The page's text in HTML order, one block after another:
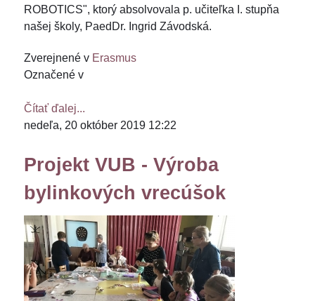
ROBOTICS", ktorý absolvovala p. učiteľka I. stupňa
našej školy, PaedDr. Ingrid Závodská.
Zverejnené v Erasmus
Označené v
Čítať ďalej...
nedeľa, 20 október 2019 12:22
Projekt VUB - Výroba
bylinkových vrecúšok